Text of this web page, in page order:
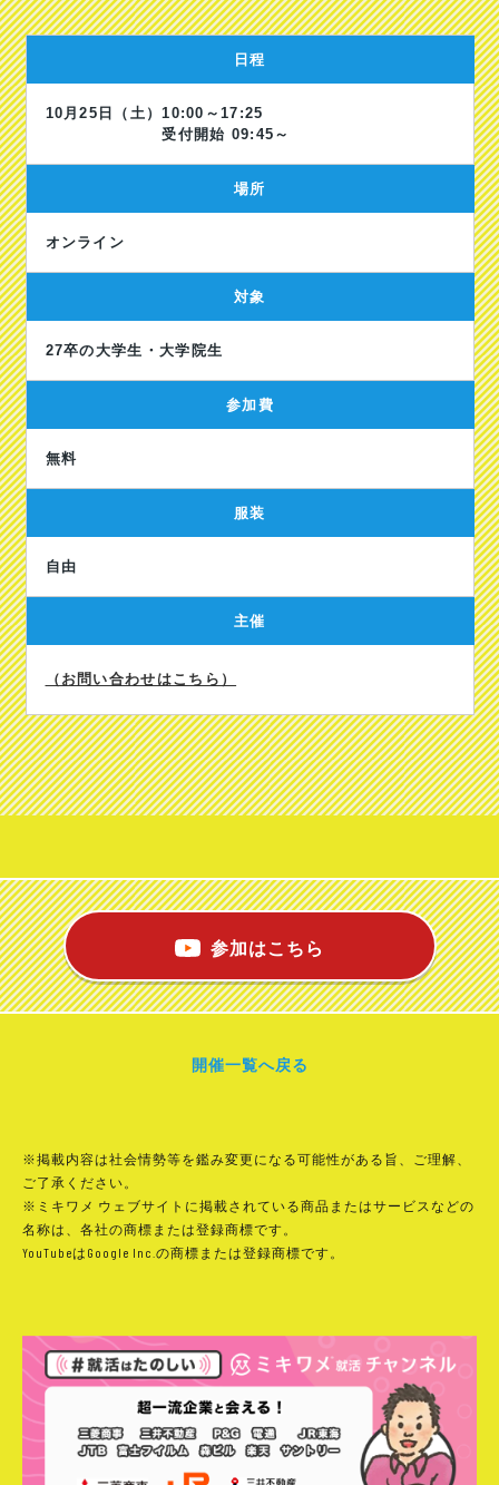
日程
10月25日（土）10:00～17:25
受付開始 09:45～
場所
オンライン
対象
27卒の大学生・大学院生
参加費
無料
服装
自由
主催
（お問い合わせはこちら）
参加はこちら
開催一覧へ戻る
※掲載内容は社会情勢等を鑑み変更になる可能性がある旨、ご理解、
ご了承ください。
※ミキワメ ウェブサイトに掲載されている商品またはサービスなどの
名称は、各社の商標または登録商標です。
YouTubeはGoogle Inc.の商標または登録商標です。